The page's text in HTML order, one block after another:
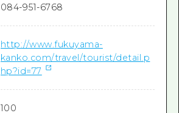
084-951-6768
http://www.fukuyama-
kanko.com/travel/tourist/detail.p
hp?id=77
100